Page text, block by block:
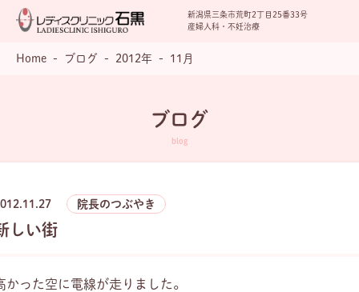
新潟県三条市荒町2丁目25番33号
産婦人科・不妊治療
Home ブログ 2012年 11月
ブログ
院長のつぶやき
しい街
かった空に電線が走りました。